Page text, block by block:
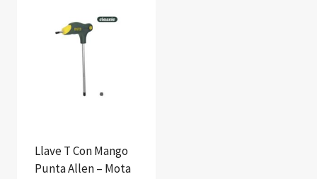
Llave T Con Mango
Punta Allen – Mota